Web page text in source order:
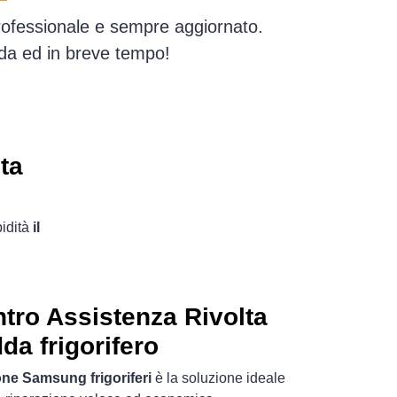
e sempre aggiornato.
ed in breve tempo!
il
Assistenza Rivolta
frigorifero
Samsung frigoriferi è la soluzione ideale